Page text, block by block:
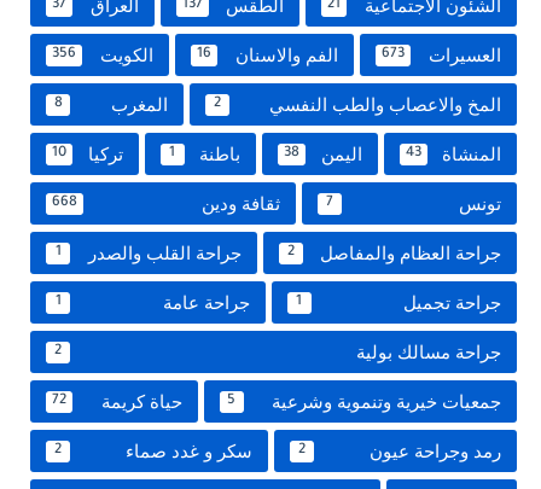
الشئون الاجتماعية 21 الطقس 137 العراق 37
العسيرات 673 الفم والاسنان 16 الكويت 356
المخ والاعصاب والطب النفسي 2 المغرب 8
المنشاة 43 اليمن 38 باطنة 1 تركيا 10
تونس 7 ثقافة ودين 668
جراحة العظام والمفاصل 2 جراحة القلب والصدر 1
جراحة تجميل 1 جراحة عامة 1
جراحة مسالك بولية 2
جمعيات خيرية وتنموية وشرعية 5 حياة كريمة 72
رمد وجراحة عيون 2 سكر و غدد صماء 2